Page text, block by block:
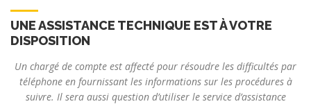
UNE ASSISTANCE TECHNIQUE EST À VOTRE
DISPOSITION
Un chargé de compte est affecté pour résoudre les difficultés par
téléphone en fournissant les informations sur les procédures à
suivre. Il sera aussi question d’utiliser le service d’assistance